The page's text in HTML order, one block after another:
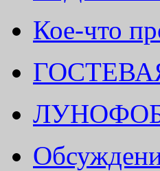
Кое-что